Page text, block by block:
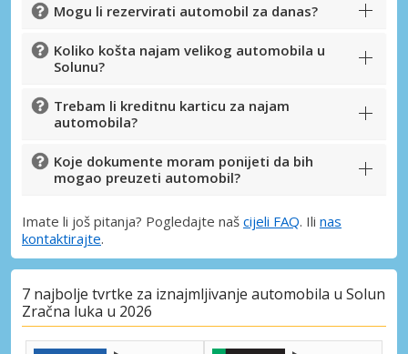
Mogu li rezervirati automobil za danas?
Koliko košta najam velikog automobila u
Solunu?
Trebam li kreditnu karticu za najam
automobila?
Koje dokumente moram ponijeti da bih
mogao preuzeti automobil?
Imate li još pitanja? Pogledajte naš cijeli FAQ. Ili nas
kontaktirajte.
7 najbolje tvrtke za iznajmljivanje automobila u Solun
Zračna luka u 2026